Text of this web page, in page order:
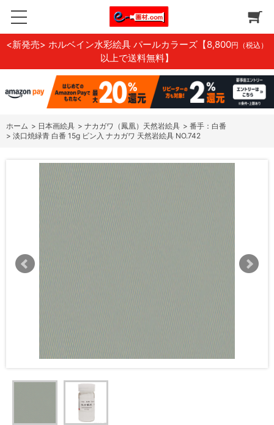
<新発売> ホルベイン水彩絵具 パールカラーズ 【8,800円（税込）
以上で送料無料】
ホーム > 日本画絵具 > ナカガワ（鳳凰）天然岩絵具 > 番手：白番
> 淡口焼緑青 白番 15g ビン入 ナカガワ 天然岩絵具 NO.742